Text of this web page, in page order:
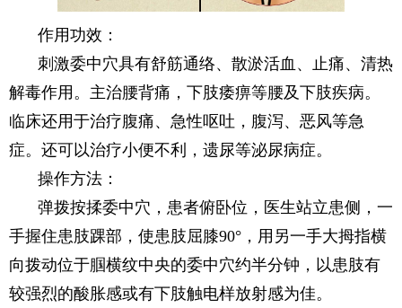
作用功效：
刺激委中穴具有舒筋通络、散淤活血、止痛、清热
解毒作用。主治腰背痛，下肢痿痹等腰及下肢疾病。
临床还用于治疗腹痛、急性呕吐，腹泻、恶风等急
症。还可以治疗小便不利，遗尿等泌尿病症。
操作方法：
弹拨按揉委中穴，患者俯卧位，医生站立患侧，一
手握住患肢踝部，使患肢屈膝90°，用另一手大拇指横
向拨动位于腘横纹中央的委中穴约半分钟，以患肢有
较强烈的酸胀感或有下肢触电样放射感为佳。